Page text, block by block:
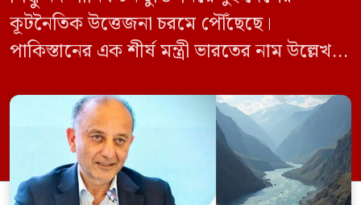
কূটনৈতিক উত্তেজনা চরমে পৌঁছেছে।
পাকিস্তানের এক শীর্ষ মন্ত্রী ভারতের নাম উল্লেখ না
পানির ওপর কেউ হাত দিলে সেই হাত কেটে
ফেলা হবে। ভারতের কেন্দ্রীয় জলসম্পদ মন্ত্রী সি
আর পাতিল কর্তৃক আগামী দেড় থেকে দুই বছরের
[…]